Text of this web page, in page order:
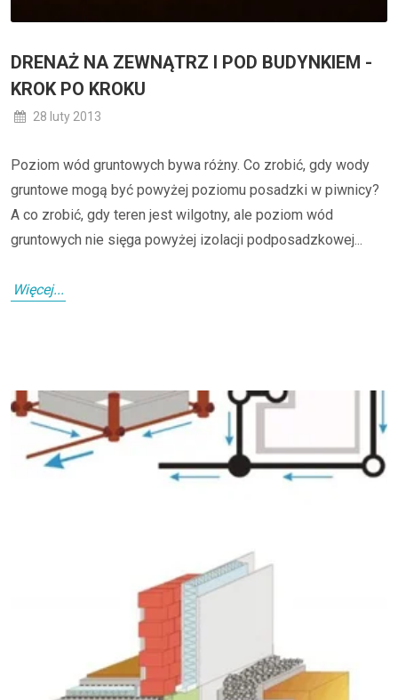
DRENAŻ NA ZEWNĄTRZ I POD BUDYNKIEM -
KROK PO KROKU
28 luty 2013
Poziom wód gruntowych bywa różny. Co zrobić, gdy wody
gruntowe mogą być powyżej poziomu posadzki w piwnicy?
A co zrobić, gdy teren jest wilgotny, ale poziom wód
gruntowych nie sięga powyżej izolacji podposadzkowej...
Więcej...